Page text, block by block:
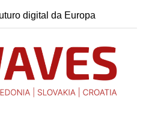
digital da Europa